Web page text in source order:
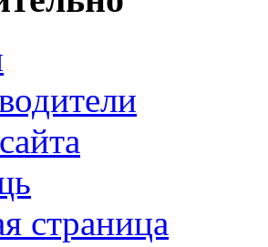
страница